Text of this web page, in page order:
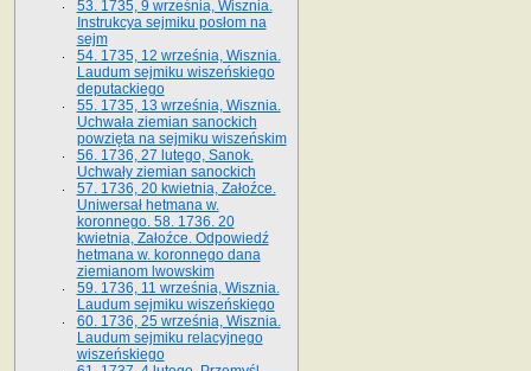
53. 1735, 9 września, Wisznia.
Instrukcya sejmiku posłom na
sejm
54. 1735, 12 września, Wisznia.
Laudum sejmiku wiszeńskiego
deputackiego
55. 1735, 13 września, Wisznia.
Uchwała ziemian sanockich
powzięta na sejmiku wiszeńskim
56. 1736, 27 lutego, Sanok.
Uchwały ziemian sanockich
57. 1736, 20 kwietnia, Załoźce.
Uniwersał hetmana w.
koronnego. 58. 1736. 20
kwietnia, Załoźce. Odpowiedź
hetmana w. koronnego dana
ziemianom lwowskim
59. 1736, 11 września, Wisznia.
Laudum sejmiku wiszeńskiego
60. 1736, 25 września, Wisznia.
Laudum sejmiku relacyjnego
wiszeńskiego